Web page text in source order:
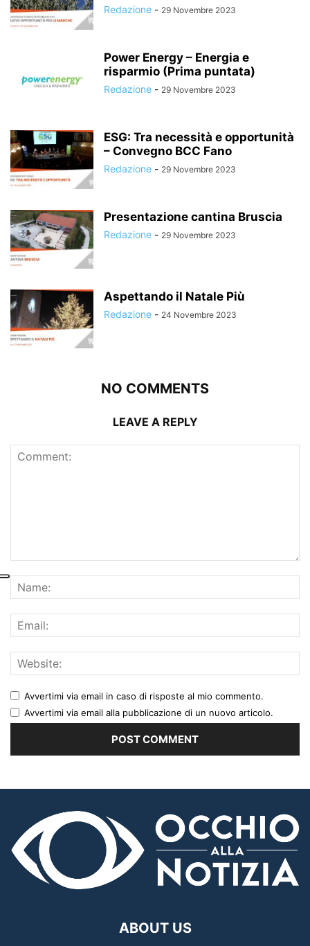
Redazione - 29 Novembre 2023
Power Energy – Energia e
risparmio (Prima puntata)
Redazione - 29 Novembre 2023
ESG: Tra necessità e opportunità
– Convegno BCC Fano
Redazione - 29 Novembre 2023
Presentazione cantina Bruscia
Redazione - 29 Novembre 2023
Aspettando il Natale Più
Redazione - 24 Novembre 2023
NO COMMENTS
LEAVE A REPLY
Avvertimi via email in caso di risposte al mio commento.
Avvertimi via email alla pubblicazione di un nuovo articolo.
ABOUT US